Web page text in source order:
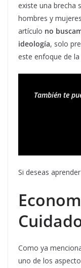
existe una brecha
hombres y
artículo no
ideología, solo
este enfoque de
También te
Si deseas
Como ya
uno de los